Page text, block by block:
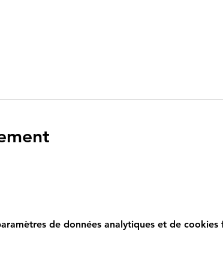
de données analytiques et de cookies